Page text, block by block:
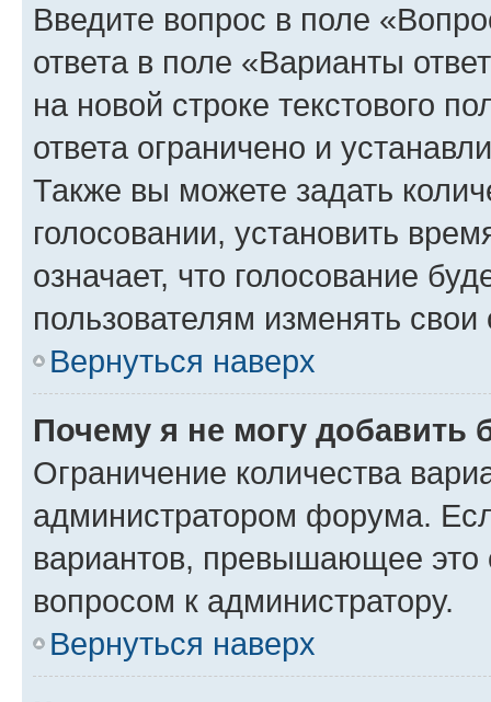
Введите вопрос в поле
ответа в поле «Варианты
на новой строке текстового
ответа ограничено и
Также вы можете задать
голосовании, установить
означает, что голосование
пользователям изменять свои
Вернуться наверх
Почему я не могу добавить
Ограничение количества
администратором форума.
вариантов, превышающее это
вопросом к администратору.
Вернуться наверх